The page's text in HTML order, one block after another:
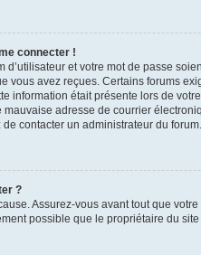
connecter !
et votre mot de passe
vous avez reçues. Certains forums
information était présente lors de
adresse de courrier
contacter un administrateur du forum.
?
Assurez-vous avant tout que
possible que le propriétaire du